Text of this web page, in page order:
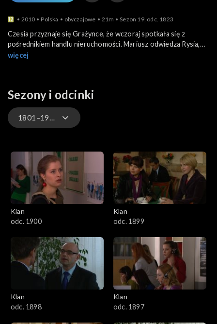
2010 Polska obyczajowe 21m Sezon 19, odc. 1823
Czesia przyznaje się Grażynce, że wczoraj spotkała się z
pośrednikiem handlu nieruchomości. Mariusz odwiedza Rysia,
aby porozmawiać o jego pomyśle rozkręcenia firmy. Zgadza się
więcej
Sezony i odcinki
1801–1900
4601–4700
4501–4600
4401–4500
4301–4400
4201–4300
Klan
odc. 1900
Klan
odc. 1899
Klan
odc. 1898
Klan
odc. 1897